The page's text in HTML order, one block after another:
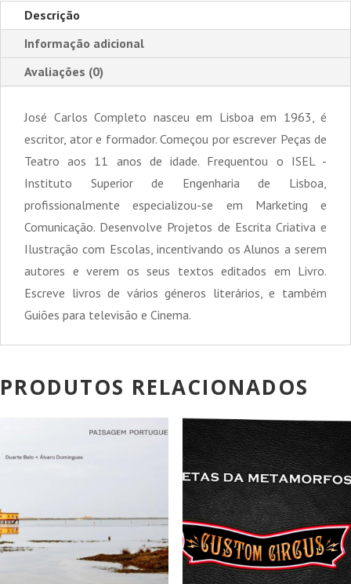
Descrição
Informação adicional
Avaliações (0)
José Carlos Completo nasceu em Lisboa em 1963, é
escritor, ator e formador. Começou por escrever Peças de
Teatro aos 11 anos de idade. Frequentou o ISEL -
Instituto Superior de Engenharia de Lisboa,
profissionalmente especializou-se em Marketing e
Comunicação. Desenvolve Projetos de Escrita Criativa e
Ilustração com Escolas, incentivando os Alunos a serem
autores e verem os seus textos editados em Livro.
Escreve livros de vários géneros literários, e também
Guiões para televisão e Cinema.
PRODUTOS RELACIONADOS
PROMOÇÃO! PROMOÇÃO!